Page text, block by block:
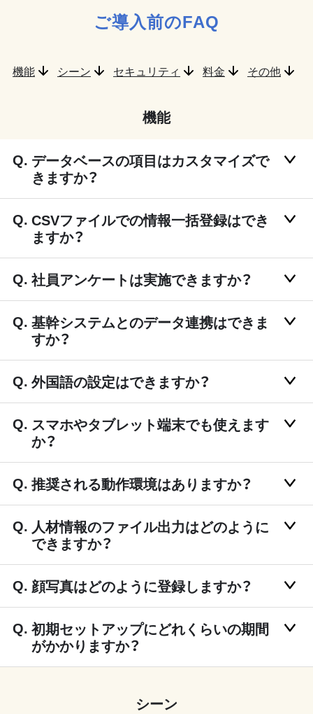
ご導入前のFAQ
機能 シーン セキュリティ 料金 その他
機能
データベースの項目はカスタマイズで
きますか？
CSVファイルでの情報一括登録はでき
ますか？
社員アンケートは実施できますか？
基幹システムとのデータ連携はできま
すか？
外国語の設定はできますか？
スマホやタブレット端末でも使えます
か？
推奨される動作環境はありますか？
人材情報のファイル出力はどのように
できますか？
顔写真はどのように登録しますか？
初期セットアップにどれくらいの期間
がかかりますか？
シーン